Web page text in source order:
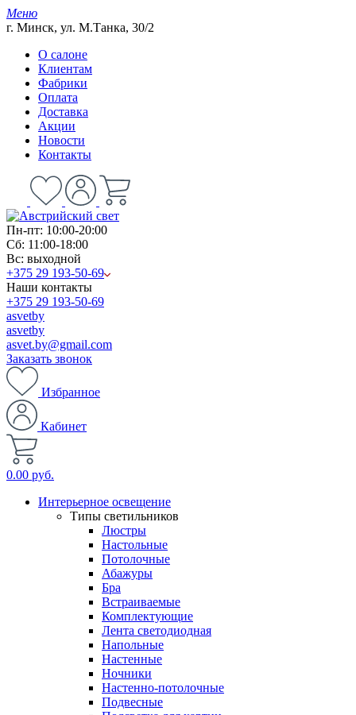
Меню
г. Минск, ул. М.Танка, 30/2
О салоне
Клиентам
Фабрики
Оплата
Доставка
Акции
Новости
Контакты
Пн-пт: 10:00-20:00
Сб: 11:00-18:00
Вс: выходной
+375 29 193-50-69
Наши контакты
+375 29 193-50-69
asvetby
asvetby
asvet.by@gmail.com
Заказать звонок
Избранное
Кабинет
0.00 руб.
Интерьерное освещение
Типы светильников
Люстры
Настольные
Потолочные
Абажуры
Бра
Встраиваемые
Комплектующие
Лента светодиодная
Напольные
Настенные
Ночники
Настенно-потолочные
Подвесные